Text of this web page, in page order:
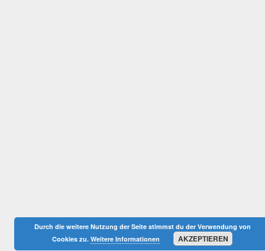
Durch die weitere Nutzung der Seite stimmst du der Verwendung von
Cookies zu.Weitere Informationen AKZEPTIEREN